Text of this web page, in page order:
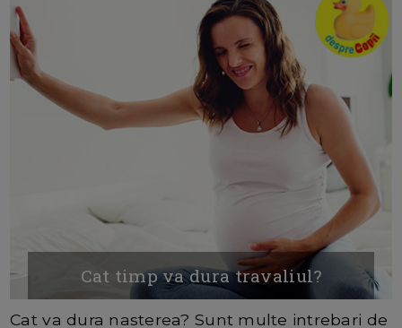
Cat timp va dura travaliul?
Cat va dura nasterea? Sunt multe intrebari de